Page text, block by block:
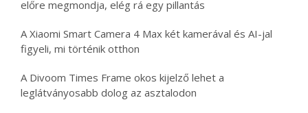
előre megmondja, elég rá egy pillantás
A Xiaomi Smart Camera 4 Max két kamerával és AI-jal
figyeli, mi történik otthon
A Divoom Times Frame okos kijelző lehet a
leglátványosabb dolog az asztalodon